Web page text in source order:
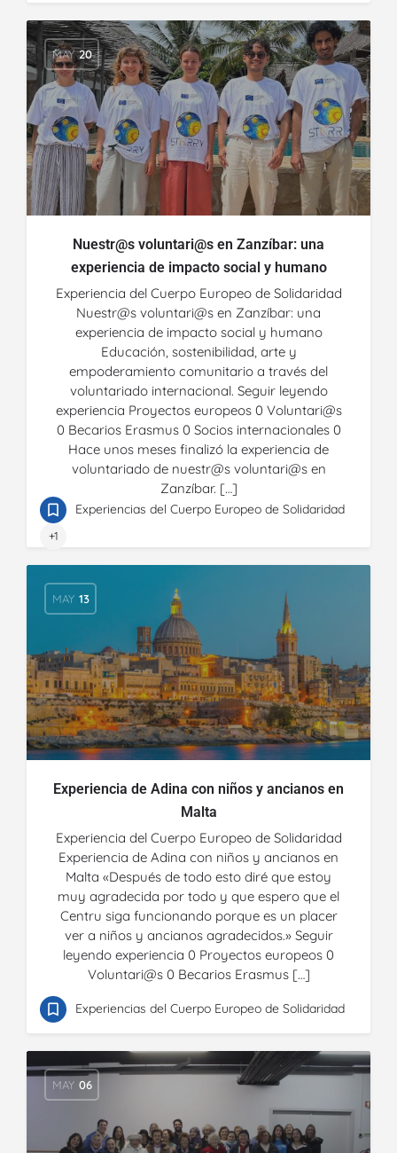
MAY 20
Nuestr@s voluntari@s en Zanzíbar: una
experiencia de impacto social y humano
Experiencia del Cuerpo Europeo de Solidaridad
Nuestr@s voluntari@s en Zanzíbar: una
experiencia de impacto social y humano
Educación, sostenibilidad, arte y
empoderamiento comunitario a través del
voluntariado internacional. Seguir leyendo
experiencia Proyectos europeos 0 Voluntari@s
0 Becarios Erasmus 0 Socios internacionales 0
Hace unos meses finalizó la experiencia de
voluntariado de nuestr@s voluntari@s en
Zanzíbar. […]
Experiencias del Cuerpo Europeo de Solidaridad
+1
MAY 13
Experiencia de Adina con niños y ancianos en
Malta
Experiencia del Cuerpo Europeo de Solidaridad
Experiencia de Adina con niños y ancianos en
Malta «Después de todo esto diré que estoy
muy agradecida por todo y que espero que el
Centru siga funcionando porque es un placer
ver a niños y ancianos agradecidos.» Seguir
leyendo experiencia 0 Proyectos europeos 0
Voluntari@s 0 Becarios Erasmus […]
Experiencias del Cuerpo Europeo de Solidaridad
MAY 06